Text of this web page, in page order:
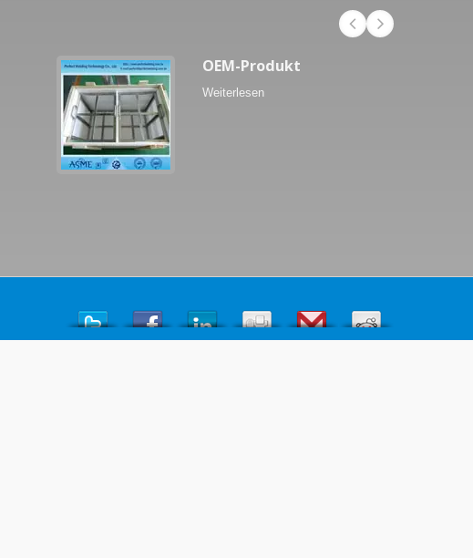
OEM-Produkt
Weiterlesen